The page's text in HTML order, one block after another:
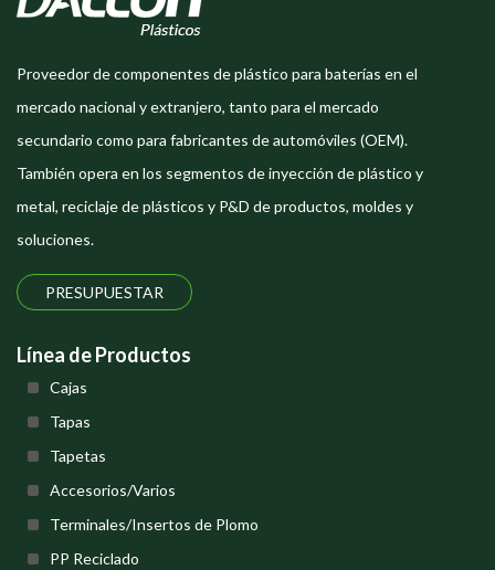
Proveedor de componentes de plástico para baterías en el
mercado nacional y extranjero, tanto para el mercado
secundario como para fabricantes de automóviles (OEM).
También opera en los segmentos de inyección de plástico y
metal, reciclaje de plásticos y P&D de productos, moldes y
soluciones.
PRESUPUESTAR
Línea de Productos
Cajas
Tapas
Tapetas
Accesorios/Varios
Terminales/Insertos de Plomo
PP Reciclado